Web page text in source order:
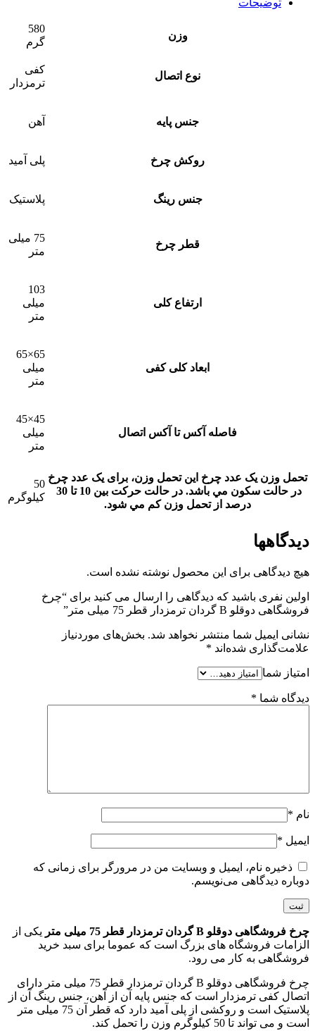
وزن
580
گرم
نوع اتصال
کفی
ترمزدار
جنس پایه آهن
روکش چرخ پلی آمید
جنس رینگ پلاستیک
قطر چرخ
75 میلی
متر
ارتفاع کلی
103
میلی
متر
ابعاد کلی کفی
65×65
میلی
متر
فاصله آکس تا آکس اتصال
45×45
میلی
متر
تحمل وزن یک عدد چرخ این تحمل وزن، برای يک عدد چرخ
درصد از تحمل وزن کم مي شود.
50
کیلوگرم
دیدگاهها
هیچ دیدگاهی برای این محصول نوشته نشده است.
اولین نفری باشید که دیدگاهی را ارسال می کنید برای “چرخ
فروشگاهی دوقلو B گردان ترمزدار قطر 75 میلی متر”
نشانی ایمیل شما منتشر نخواهد شد. بخش‌های موردنیاز
علامت‌گذاری شده‌اند *
امتیاز شما
دیدگاه شما *
نام *
ایمیل *
ذخیره نام، ایمیل و وبسایت من در مرورگر برای زمانی که
دوباره دیدگاهی می‌نویسم.
چرخ فروشگاهی دوقلو B گردان ترمزدار قطر 75 میلی متر
یکی از
الزامات فروشگاه های بزرگ است که عموما برای سبد خرید
فروشگاهی به کار می رود.
چرخ فروشگاهی دوقلو B گردان ترمزدار قطر 75 میلی متر دارای
اتصال کفی ترمزدار است که جنس پایه آن از آهن، جنس رینگ آن از
پلاستیک است و روکشی از پلی آمید دارد که قطر آن 75 میلی متر
است و می تواند تا 50 کیلوگرم وزن را تحمل کند.